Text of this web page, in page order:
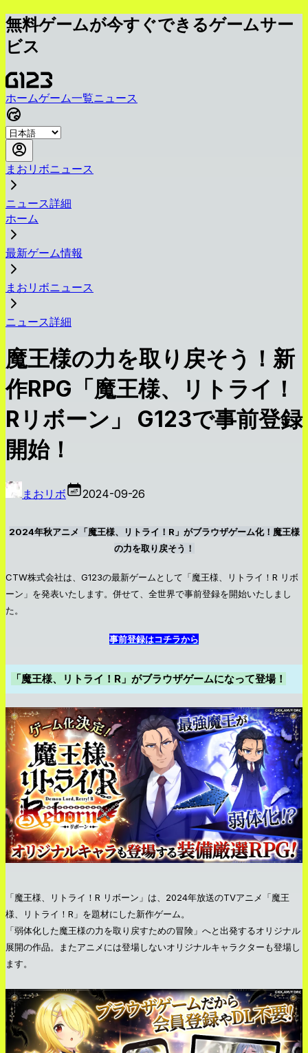
無料ゲームが今すぐできるゲームサー
ビス
ホームゲーム一覧ニュース
まおリボニュース
ニュース詳細
ホーム
最新ゲーム情報
まおリボニュース
ニュース詳細
魔王様の力を取り戻そう！新
作RPG「魔王様、リトライ！
Rリボーン」 G123で事前登録
開始！
まおリボ 2024-09-26
2024年秋アニメ「魔王様、リトライ！R」がブラウザゲーム化！魔王様
の力を取り戻そう！
CTW株式会社は、G123の最新ゲームとして「魔王様、リトライ！R リボ
ーン」を発表いたします。併せて、全世界で事前登録を開始いたしまし
た。
事前登録はコチラから
「魔王様、リトライ！R」がブラウザゲームになって登場！
「魔王様、リトライ！R リボーン」は、2024年放送のTVアニメ「魔王
様、リトライ！R」を題材にした新作ゲーム。
「弱体化した魔王様の力を取り戻すための冒険」へと出発するオリジナル
展開の作品。またアニメには登場しないオリジナルキャラクターも登場し
ます。